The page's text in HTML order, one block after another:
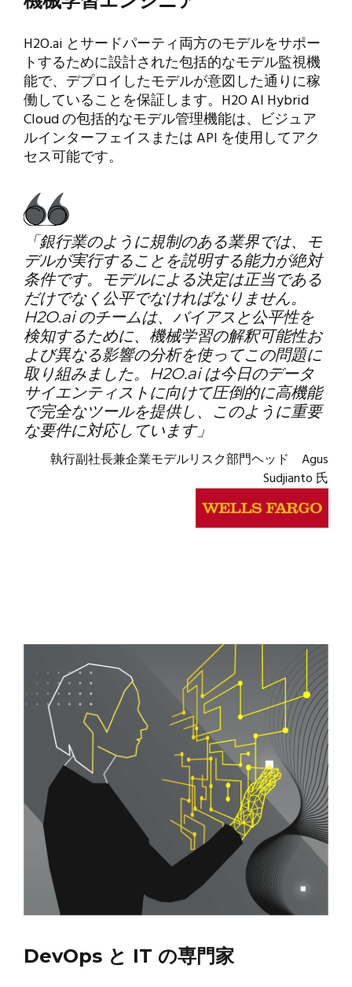
H2O.ai とサードパーティ両方のモデルをサポー
トするために設計された包括的なモデル監視機
能で、デプロイしたモデルが意図した通りに稼
働していることを保証します。H2O AI Hybrid
Cloud の包括的なモデル管理機能は、ビジュア
ルインターフェイスまたは API を使用してアク
セス可能です。
「銀行業のように規制のある業界では、モ
デルが実行することを説明する能力が絶対
条件です。モデルによる決定は正当である
だけでなく公平でなければなりません。
H2O.ai のチームは、バイアスと公平性を
検知するために、機械学習の解釈可能性お
よび異なる影響の分析を使ってこの問題に
取り組みました。H2O.ai は今日のデータ
サイエンティストに向けて圧倒的に高機能
で完全なツールを提供し、このように重要
な要件に対応しています」
執行副社長兼企業モデルリスク部門ヘッド Agus
Sudjianto 氏
DevOps と IT の専門家